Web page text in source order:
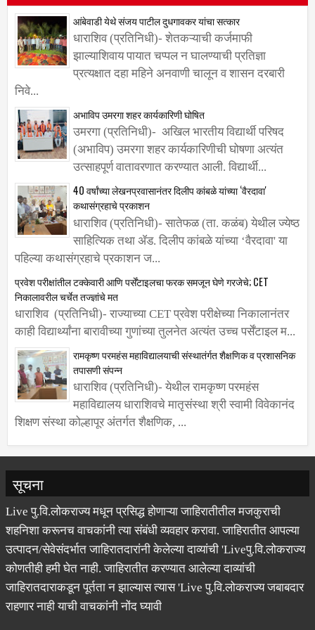
आंबेवाडी येथे संजय पाटील दुधगावकर यांचा सत्कार
धाराशिव (प्रतिनिधी)- शेतकऱ्याची कर्जमाफी
झाल्याशिवाय पायात चप्पल न घालण्याची प्रतिज्ञा
प्रत्यक्षात दहा महिने अनवाणी चालून व शासन दरबारी
निवे...
अभाविप उमरगा शहर कार्यकारिणी घोषित
उमरगा (प्रतिनिधी)- अखिल भारतीय विद्यार्थी परिषद
(अभाविप) उमरगा शहर कार्यकारिणीची घोषणा अत्यंत
उत्साहपूर्ण वातावरणात करण्यात आली. विद्यार्थी...
40 वर्षांच्या लेखनप्रवासानंतर दिलीप कांबळे यांच्या ‌‘वैरदावा'
कथासंग्रहाचे प्रकाशन
धाराशिव (प्रतिनिधी)- सातेफळ (ता. कळंब) येथील ज्येष्ठ
साहित्यिक तथा ॲड. दिलीप कांबळे यांच्या ‌‘वैरदावा' या
पहिल्या कथासंग्रहाचे प्रकाशन ज...
प्रवेश परीक्षांतील टक्केवारी आणि पर्सेंटाइलचा फरक समजून घेणे गरजेचे; CET
निकालावरील चर्चेत तज्ज्ञांचे मत
धाराशिव (प्रतिनिधी)- राज्याच्या CET प्रवेश परीक्षेच्या निकालानंतर
काही विद्यार्थ्यांना बारावीच्या गुणांच्या तुलनेत अत्यंत उच्च पर्सेंटाइल म...
रामकृष्ण परमहंस महाविद्यालयाची संस्थातंर्गत शैक्षणिक व प्रशासनिक
तपासणी संपन्न
धाराशिव (प्रतिनिधी)- येथील रामकृष्ण परमहंस
महाविद्यालय धाराशिवचे मातृसंस्था श्री स्वामी विवेकानंद
शिक्षण संस्था कोल्हापूर अंतर्गत शैक्षणिक, ...
सूचना
Live पु.वि.लोकराज्य मधून प्रसिद्ध होणाऱ्या जाहिरातीतील मजकुराची
शहनिशा करूनच वाचकांनी त्या संबंधी व्यवहार करावा. जाहिरातीत आपल्या
उत्पादन/सेवेसंदर्भात जाहिरातदारांनी केलेल्या दाव्यांची 'Liveपु.वि.लोकराज्य
कोणतीही हमी घेत नाही. जाहिरातीत करण्यात आलेल्या दाव्यांची
जाहिरातदाराकडून पूर्तता न झाल्यास त्यास 'Live पु.वि.लोकराज्य जबाबदार
राहणार नाही याची वाचकांनी नोंद घ्यावी